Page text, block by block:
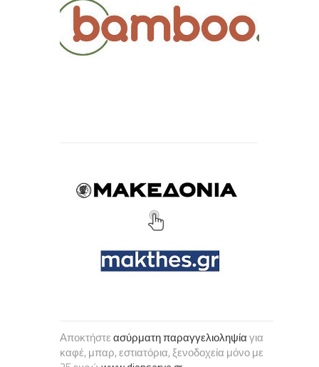
Αποκτήστεασύρματη παραγγελιοληψίαγια
καφέ, μπαρ, εστιατόρια, ξενοδοχεία μόνο με